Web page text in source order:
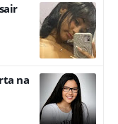
na